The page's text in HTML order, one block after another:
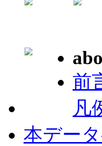
前
凡
本デー